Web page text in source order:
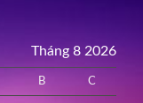
Tháng 8 2026
B C